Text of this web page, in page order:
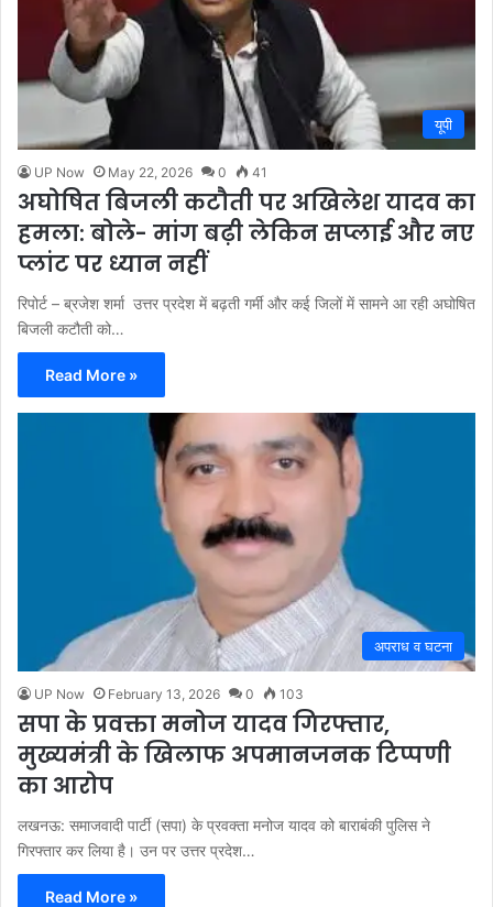
यूपी
UP Now May 22, 2026 0 41
अघोषित बिजली कटौती पर अखिलेश यादव का
हमला: बोले- मांग बढ़ी लेकिन सप्लाई और नए
प्लांट पर ध्यान नहीं
रिपोर्ट – ब्रजेश शर्मा उत्तर प्रदेश में बढ़ती गर्मी और कई जिलों में सामने आ रही अघोषित
बिजली कटौती को…
Read More »
अपराध व घटना
UP Now February 13, 2026 0 103
सपा के प्रवक्ता मनोज यादव गिरफ्तार,
मुख्यमंत्री के खिलाफ अपमानजनक टिप्पणी
का आरोप
लखनऊ: समाजवादी पार्टी (सपा) के प्रवक्ता मनोज यादव को बाराबंकी पुलिस ने
गिरफ्तार कर लिया है। उन पर उत्तर प्रदेश…
Read More »